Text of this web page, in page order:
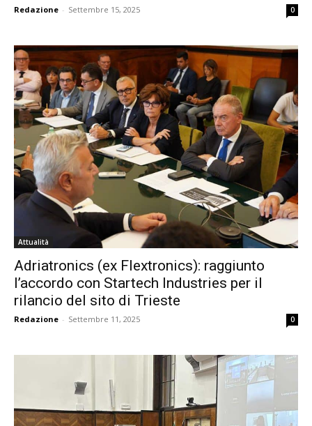
Redazione - Settembre 15, 2025 0
Attualità
Adriatronics (ex Flextronics): raggiunto
l’accordo con Startech Industries per il
rilancio del sito di Trieste
Redazione - Settembre 11, 2025 0